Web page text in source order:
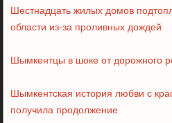
Шестнадцать жилых домов
области из-за проливных дождей
Шымкентцы в шоке от дорожного
Шымкентская история любви с
получила продолжение